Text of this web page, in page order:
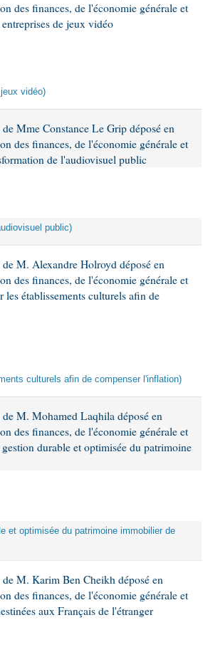
des finances, de l'économie générale et
de jeux vidéo
vidéo)
Mme Constance Le Grip déposé en
des finances, de l'économie générale et
de l'audiovisuel public
public)
M. Alexandre Holroyd déposé en
des finances, de l'économie générale et
établissements culturels afin de
culturels afin de compenser l'inflation)
M. Mohamed Laqhila déposé en
des finances, de l'économie générale et
durable et optimisée du patrimoine
et optimisée du patrimoine immobilier de
M. Karim Ben Cheikh déposé en
des finances, de l'économie générale et
aux Français de l'étranger